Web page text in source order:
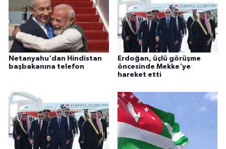
Netanyahu'dan Hindistan
başbakanına telefon
Erdoğan, üçlü görüşme
öncesinde Mekke'ye
hareket etti